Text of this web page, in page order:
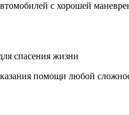
с хорошей
спасения жизни
помощи любой